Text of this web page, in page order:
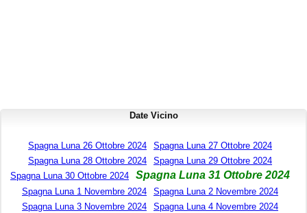
Date Vicino
Spagna Luna 26 Ottobre 2024
Spagna Luna 27 Ottobre 2024
Spagna Luna 28 Ottobre 2024
Spagna Luna 29 Ottobre 2024
Spagna Luna 30 Ottobre 2024
Spagna Luna 31 Ottobre 2024
Spagna Luna 1 Novembre 2024
Spagna Luna 2 Novembre 2024
Spagna Luna 3 Novembre 2024
Spagna Luna 4 Novembre 2024